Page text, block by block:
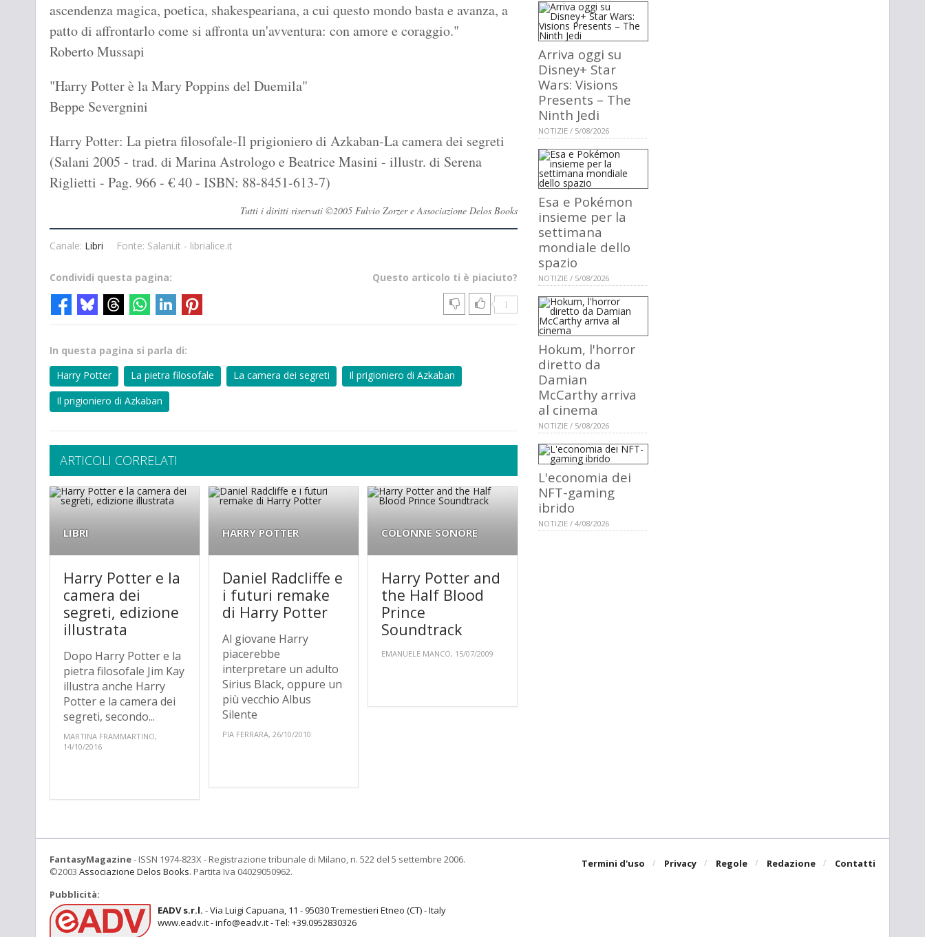
ascendenza magica, poetica, shakespeariana, a cui questo mondo basta e avanza, a
patto di affrontarlo come si affronta un'avventura: con amore e coraggio."
Roberto Mussapi
"Harry Potter è la Mary Poppins del Duemila"
Beppe Severgnini
Harry Potter: La pietra filosofale-Il prigioniero di Azkaban-La camera dei segreti
(Salani 2005 - trad. di Marina Astrologo e Beatrice Masini - illustr. di Serena
Riglietti - Pag. 966 - € 40 - ISBN: 88-8451-613-7)
Tutti i diritti riservati ©2005 Fulvio Zorzer e Associazione Delos Books
Canale: Libri Fonte: Salani.it - librialice.it
Questo articolo ti è piaciuto?
1
Condividi questa pagina:
In questa pagina si parla di:
Harry Potter
La pietra filosofale La camera dei segreti
Il prigioniero di Azkaban
Il prigioniero di Azkaban
ARTICOLI CORRELATI
LIBRI
Harry Potter e la
camera dei
segreti, edizione
illustrata
Dopo Harry Potter e la
pietra filosofale Jim Kay
illustra anche Harry
Potter e la camera dei
segreti, secondo...
MARTINA FRAMMARTINO,
14/10/2016
HARRY POTTER
Daniel Radcliffe e
i futuri remake
di Harry Potter
Al giovane Harry
piacerebbe
interpretare un adulto
Sirius Black, oppure un
più vecchio Albus
Silente
PIA FERRARA, 26/10/2010
COLONNE SONORE
Harry Potter and
the Half Blood
Prince
Soundtrack
EMANUELE MANCO, 15/07/2009
Arriva oggi su
Disney+ Star
Wars: Visions
Presents – The
Ninth Jedi
NOTIZIE / 5/08/2026
Esa e Pokémon
insieme per la
settimana
mondiale dello
spazio
NOTIZIE / 5/08/2026
Hokum, l'horror
diretto da
Damian
McCarthy arriva
al cinema
NOTIZIE / 5/08/2026
L'economia dei
NFT-gaming
ibrido
NOTIZIE / 4/08/2026
Termini d'uso Privacy Regole Redazione Contatti
FantasyMagazine- ISSN 1974-823X - Registrazione tribunale di Milano, n. 522 del 5 settembre 2006.
©2003 Associazione Delos Books. Partita Iva 04029050962.
Pubblicità:
EADV s.r.l. - Via Luigi Capuana, 11 - 95030 Tremestieri Etneo (CT) - Italy
www.eadv.it - info@eadv.it - Tel: +39.0952830326